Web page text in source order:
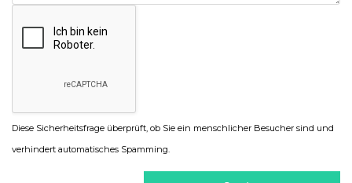
Diese Sicherheitsfrage überprüft, ob Sie ein menschlicher Besucher sind und
verhindert automatisches Spamming.